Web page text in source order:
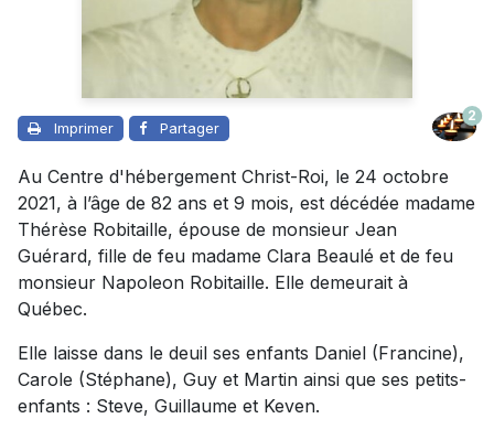
Imprimer Partager
2
Au Centre d'hébergement Christ-Roi, le 24 octobre
2021, à l’âge de 82 ans et 9 mois, est décédée madame
Thérèse Robitaille, épouse de monsieur Jean
Guérard, fille de feu madame Clara Beaulé et de feu
monsieur Napoleon Robitaille. Elle demeurait à
Québec.
Elle laisse dans le deuil ses enfants Daniel (Francine),
Carole (Stéphane), Guy et Martin ainsi que ses petits-
enfants : Steve, Guillaume et Keven.